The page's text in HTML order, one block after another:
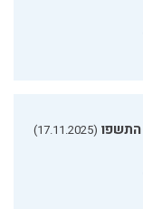
התשפו (17.11.2025)